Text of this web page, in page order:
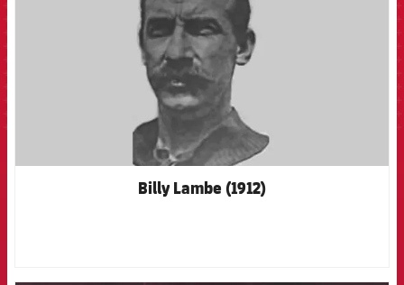
Billy Lambe (1912)